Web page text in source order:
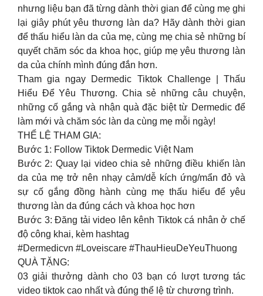
nhưng liệu bạn đã từng dành thời gian để cùng mẹ ghi
lại giây phút yêu thương làn da? Hãy dành thời gian
để thấu hiểu làn da của mẹ, cùng mẹ chia sẻ những bí
quyết chăm sóc da khoa học, giúp mẹ yêu thương làn
da của chính mình đúng đắn hơn.
Tham gia ngay Dermedic Tiktok Challenge | Thấu
Hiểu Để Yêu Thương. Chia sẻ những câu chuyện,
những cố gắng và nhận quà đặc biệt từ Dermedic để
làm mới và chăm sóc làn da cùng mẹ mỗi ngày!
THỂ LỆ THAM GIA:
Bước 1: Follow Tiktok Dermedic Việt Nam
Bước 2: Quay lại video chia sẻ những điều khiến làn
da của mẹ trở nên nhạy cảm/dễ kích ứng/mẩn đỏ và
sự cố gắng đồng hành cùng mẹ thấu hiểu để yêu
thương làn da đúng cách và khoa học hơn
Bước 3: Đăng tải video lên kênh Tiktok cá nhân ở chế
độ công khai, kèm hashtag
#Dermedicvn #Loveiscare #ThauHieuDeYeuThuong
QUÀ TẶNG:
03 giải thưởng dành cho 03 bạn có lượt tương tác
video tiktok cao nhất và đúng thể lệ từ chương trình.